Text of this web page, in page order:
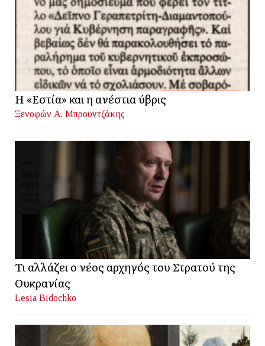
Η «Εστία» και η ανέστια ύβρις
Ξενοφών Α. Μπρουντζάκης
Τι αλλάζει ο νέος αρχηγός του Στρατού της
Ουκρανίας
Lesia Bidochko